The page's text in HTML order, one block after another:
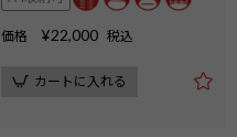
価格 ¥22,000 税込
カートに入れる